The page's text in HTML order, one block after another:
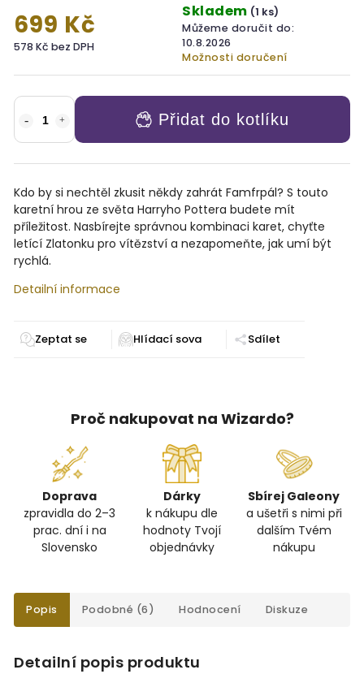
699 Kč
578 Kč bez DPH
Skladem (1 ks)
Můžeme doručit do:
10.8.2026
Možnosti doručení
Přidat do kotlíku
Kdo by si nechtěl zkusit někdy zahrát Famfrpál? S touto
karetní hrou ze světa Harryho Pottera budete mít
příležitost. Nasbírejte správnou kombinaci karet, chyťte
letící Zlatonku pro vítězství a nezapomeňte, jak umí být
rychlá.
Detailní informace
Zeptat se Sdílet
Proč nakupovat na Wizardo?
Doprava
zpravidla do 2–3
prac. dní i na
Slovensko
Dárky
k nákupu dle
hodnoty Tvojí
objednávky
Sbírej Galeony
a ušetři s nimi při
dalším Tvém
nákupu
Popis Podobné (6) Hodnocení Diskuze
Detailní popis produktu